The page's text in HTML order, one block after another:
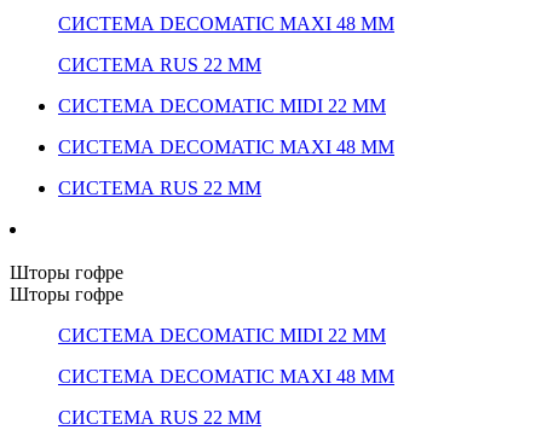
СИСТЕМА DECOMATIC MAXI 48 ММ
СИСТЕМА RUS 22 ММ
СИСТЕМА DECOMATIC MIDI 22 ММ
СИСТЕМА DECOMATIC MAXI 48 ММ
СИСТЕМА RUS 22 ММ
Шторы гофре
Шторы гофре
СИСТЕМА DECOMATIC MIDI 22 ММ
СИСТЕМА DECOMATIC MAXI 48 ММ
СИСТЕМА RUS 22 ММ